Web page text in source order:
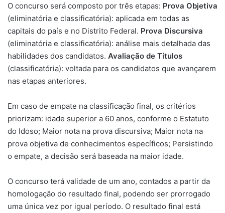
O concurso será composto por três etapas: Prova Objetiva
(eliminatória e classificatória): aplicada em todas as
capitais do país e no Distrito Federal. Prova Discursiva
(eliminatória e classificatória): análise mais detalhada das
habilidades dos candidatos. Avaliação de Títulos
(classificatória): voltada para os candidatos que avançarem
nas etapas anteriores.
Em caso de empate na classificação final, os critérios
priorizam: idade superior a 60 anos, conforme o Estatuto
do Idoso; Maior nota na prova discursiva; Maior nota na
prova objetiva de conhecimentos específicos; Persistindo
o empate, a decisão será baseada na maior idade.
O concurso terá validade de um ano, contados a partir da
homologação do resultado final, podendo ser prorrogado
uma única vez por igual período. O resultado final está